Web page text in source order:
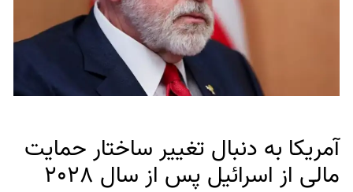
آمریکا به دنبال تغییر ساختار حمایت
مالی از اسرائیل پس از سال 2028